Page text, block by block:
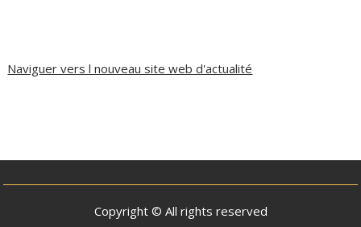
Naviguer vers l nouveau site web d'actualité
Copyright © All rights reserved